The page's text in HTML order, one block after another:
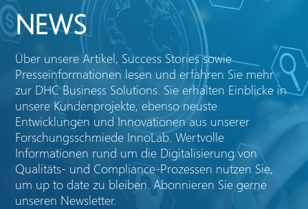
NEWS
Über unsere Artikel, Success Stories sowie
Presseinformationen lesen und erfahren Sie mehr
zur DHC Business Solutions. Sie erhalten Einblicke in
unsere Kundenprojekte, ebenso neuste
Entwicklungen und Innovationen aus unserer
Forschungsschmiede InnoLab. Wertvolle
Informationen rund um die Digitalisierung von
Qualitäts- und Compliance-Prozessen nutzen Sie,
um up to date zu bleiben. Abonnieren Sie gerne
unseren Newsletter.